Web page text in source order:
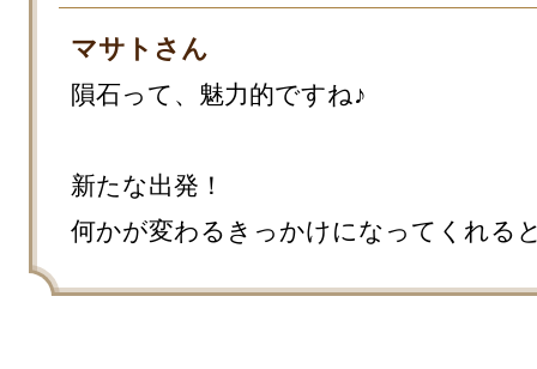
マサトさん
隕石って、魅力的ですね♪
新たな出発！
何かが変わるきっかけになってくれる